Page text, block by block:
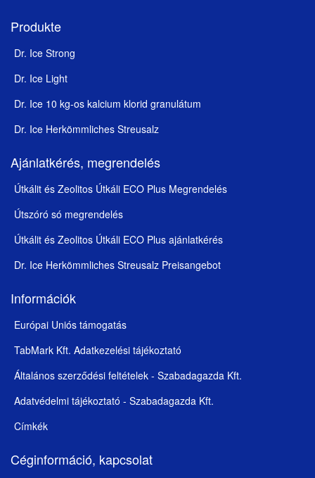
Produkte
Dr. Ice Strong
Dr. Ice Light
Dr. Ice 10 kg-os kalcium klorid granulátum
Dr. Ice Herkömmliches Streusalz
Ajánlatkérés, megrendelés
Útkálit és Zeolitos Útkáli ECO Plus Megrendelés
Útszóró só megrendelés
Útkálit és Zeolitos Útkáli ECO Plus ajánlatkérés
Dr. Ice Herkömmliches Streusalz Preisangebot
Információk
Európai Uniós támogatás
TabMark Kft. Adatkezelési tájékoztató
Általános szerződési feltételek - Szabadagazda Kft.
Adatvédelmi tájékoztató - Szabadagazda Kft.
Címkék
Céginformáció, kapcsolat